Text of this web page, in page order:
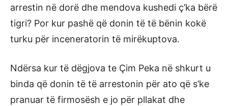
arrestin në dorë dhe mendova kushedi ç’ka bërë
tigri? Por kur pashë që donin të të bënin kokë
turku për inceneratorin të mirëkuptova.
Ndërsa kur të dëgjova te Çim Peka në shkurt u
binda që donin të të arrestonin për ato që s’ke
pranuar të firmosësh e jo për pllakat dhe